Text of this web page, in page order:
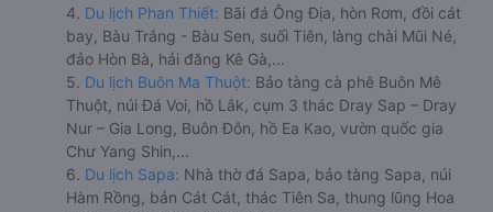
4. Du lịch Phan Thiết: Bãi đá Ông Địa, hòn Rơm, đồi cát
bay, Bàu Trắng - Bàu Sen, suối Tiên, làng chài Mũi Né,
đảo Hòn Bà, hải đăng Kê Gà,...
5. Du lịch Buôn Ma Thuột: Bảo tàng cà phê Buôn Mê
Thuột, núi Đá Voi, hồ Lắk, cụm 3 thác Dray Sap – Dray
Nur – Gia Long, Buôn Đôn, hồ Ea Kao, vườn quốc gia
Chư Yang Shin,...
6. Du lịch Sapa: Nhà thờ đá Sapa, bảo tàng Sapa, núi
Hàm Rồng, bản Cát Cát, thác Tiên Sa, thung lũng Hoa